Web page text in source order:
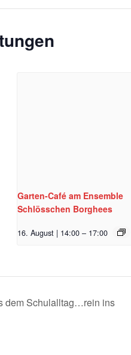
Garten-Café am Ensemble
Schlösschen Borghees
16. August | 14:00 – 17:00
dem Schulalltag…rein ins